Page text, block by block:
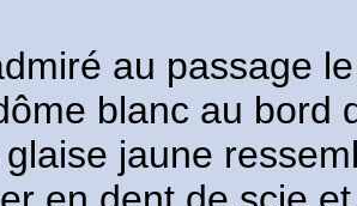
au passage
blanc au bord
jaune